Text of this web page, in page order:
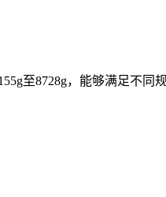
至8728g，能够满足不同